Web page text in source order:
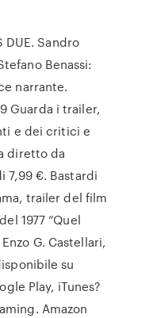
DUE. Sandro
Benassi:
narrante.
Guarda i trailer,
e dei critici e
diretto da
7,99 €. Bastardi
trailer del film
1977 “Quel
G. Castellari,
su
Play, iTunes?
Amazon